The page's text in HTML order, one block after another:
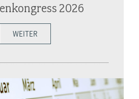
2026
WEITER